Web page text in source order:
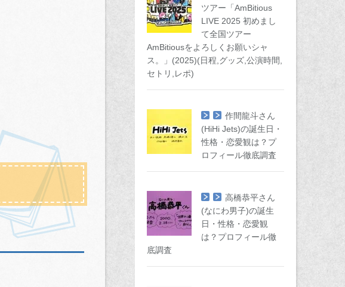
ツアー「AmBitious
LIVE 2025 初めまし
て全国ツアー
AmBitiousをよろしくお願いシャ
ス。」(2025)(日程,グッズ,公演時間,
セトリ,レポ)
作間龍斗さん
(HiHi Jets)の誕生日・
性格・恋愛観は？プ
ロフィール徹底調査
高橋恭平さん
(なにわ男子)の誕生
日・性格・恋愛観
は？プロフィール徹
底調査